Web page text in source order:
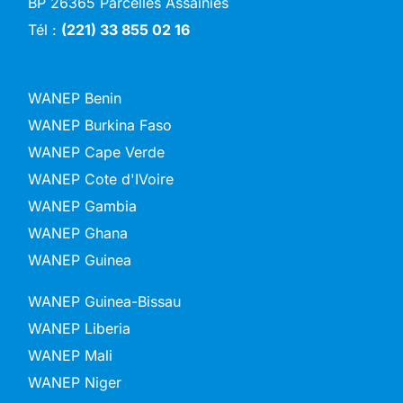
Tél : (221) 33 855 02 16
WANEP Benin
WANEP Burkina Faso
WANEP Cape Verde
WANEP Cote d'IVoire
WANEP Gambia
WANEP Ghana
WANEP Guinea
WANEP Guinea-Bissau
WANEP Liberia
WANEP Mali
WANEP Niger